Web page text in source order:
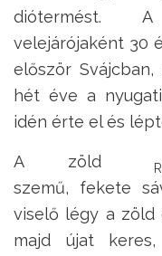
diótermést.
velejárójaként 30
először
hét éve a
idén érte el és
A zöld
szemű, fekete
viselő légy a zöld
majd újat